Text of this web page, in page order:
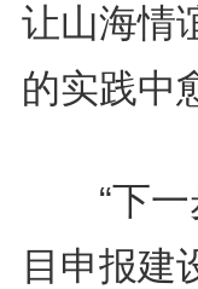
让山海情
的实践中
“下一
目申报建